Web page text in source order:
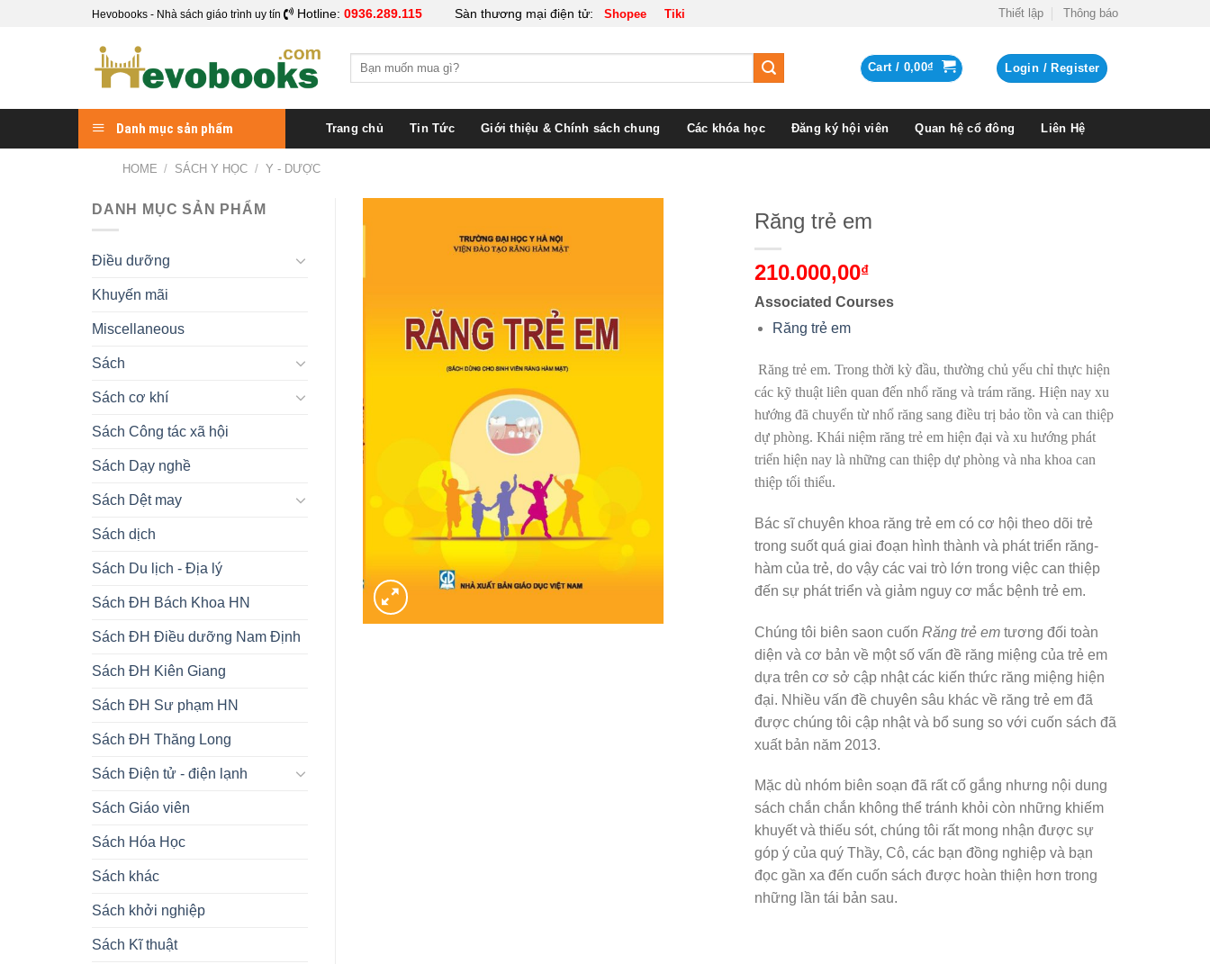
Hevobooks - Nhà sách giáo trình uy tín Hotline: 0936.289.115 Sàn thương mại điện tử: Shopee Tiki Thiết lập Thông báo
Search
Cart / 0,00₫ Login / Register
Danh mục sản phẩm Trang chủ Tin Tức Giới thiệu & Chính sách chung Các khóa học Đăng ký hội viên Quan hệ cổ đông Liên Hệ
HOME / SÁCH Y HỌC / Y - DƯỢC
DANH MỤC SẢN PHẨM
Điều dưỡng
Khuyến mãi
Miscellaneous
Sách
Sách cơ khí
Sách Công tác xã hội
Sách Dạy nghề
Sách Dệt may
Sách dịch
Sách Du lịch - Địa lý
Sách ĐH Bách Khoa HN
Sách ĐH Điều dưỡng Nam Định
Sách ĐH Kiên Giang
Sách ĐH Sư phạm HN
Sách ĐH Thăng Long
Sách Điện tử - điện lạnh
Sách Giáo viên
Sách Hóa Học
Sách khác
Sách khởi nghiệp
Sách Kĩ thuật
Răng trẻ em
210.000,00₫
Associated Courses
Răng trẻ em
Răng trẻ em. Trong thời kỳ đầu, thường chủ yếu chỉ thực hiện
các kỹ thuật liên quan đến nhổ răng và trám răng. Hiện nay xu
hướng đã chuyển từ nhổ răng sang điều trị bảo tồn và can thiệp
dự phòng. Khái niệm răng trẻ em hiện đại và xu hướng phát
triển hiện nay là những can thiệp dự phòng và nha khoa can
thiệp tối thiểu.
Bác sĩ chuyên khoa răng trẻ em có cơ hội theo dõi trẻ
trong suốt quá giai đoạn hình thành và phát triển răng-
hàm của trẻ, do vậy các vai trò lớn trong việc can thiệp
đến sự phát triển và giảm nguy cơ mắc bệnh trẻ em.
Chúng tôi biên saon cuốn Răng trẻ emtương đối toàn
diện và cơ bản về một số vấn đề răng miệng của trẻ em
dựa trên cơ sở cập nhật các kiến thức răng miệng hiện
đại. Nhiều vấn đề chuyên sâu khác về răng trẻ em đã
được chúng tôi cập nhật và bổ sung so với cuốn sách đã
xuất bản năm 2013.
Mặc dù nhóm biên soạn đã rất cố gắng nhưng nội dung
sách chắn chắn không thể tránh khỏi còn những khiếm
khuyết và thiếu sót, chúng tôi rất mong nhận được sự
góp ý của quý Thầy, Cô, các bạn đồng nghiệp và bạn
đọc gần xa đến cuốn sách được hoàn thiện hơn trong
những lần tái bản sau.